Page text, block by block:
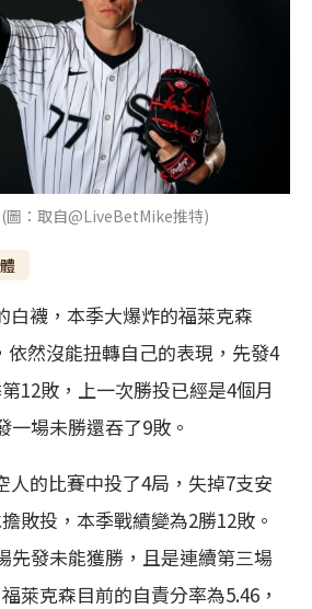
圖：取自@LiveBetMike推特)
白襪，本季大爆炸的福萊克森
依然沒能扭轉自己的表現，先發4
12敗，上一次勝投已經是4個月
一場未勝還吞了9敗。
人的比賽中投了4局，失掉7支安
敗投，本季戰績變為2勝12敗。
先發未能獲勝，且是連續第三場
萊克森目前的自責分率為5.46，